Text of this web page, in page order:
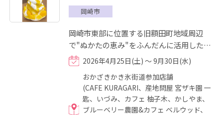
岡崎市
岡崎市東部に位置する旧額田町地域周辺
で"ぬかたの恵み"をふんだんに活用したか
き氷を食べることができます♪また、「輪
氷」スタンプラリーを開催！...
2026年4月25日(土) ～ 9月30日(水)
おかざきかき氷街道参加店舗
(CAFE KURAGARI、産地問屋 宮ザキ園 一
匙、いづみ、カフェ 柚子木、かしやま、
ブルーベリー農園&カフェ ベルウッド、